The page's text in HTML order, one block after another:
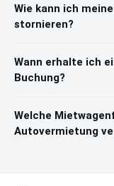
Wie kann ich
stornieren?
Wann erhalte ich
Buchung?
Welche
Autovermietung